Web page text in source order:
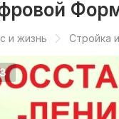
и жизнь Стройка